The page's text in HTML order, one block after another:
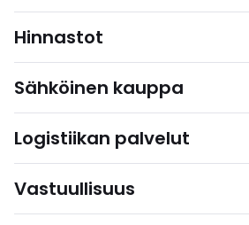
Hinnastot
Sähköinen kauppa
Logistiikan palvelut
Vastuullisuus